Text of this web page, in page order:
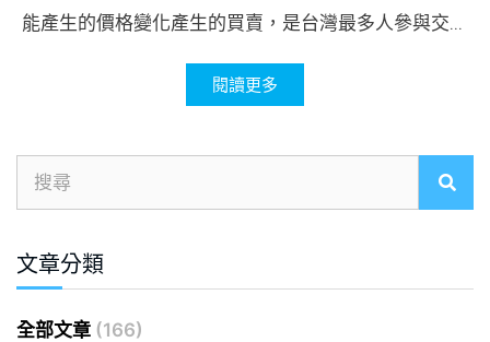
能產生的價格變化產生的買賣，是台灣最多人參與交...
閱讀更多
文章分類
全部文章 (166)